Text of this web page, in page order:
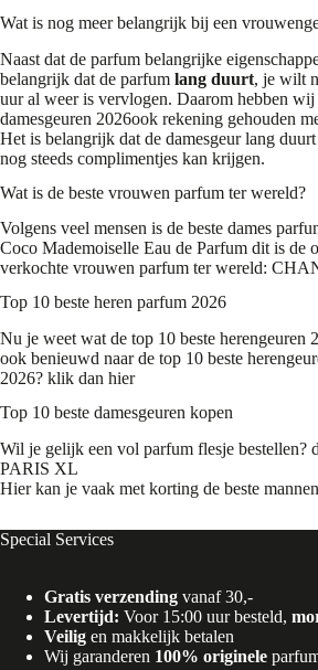
Wat is nog meer belangrijk bij een
Naast dat de parfum belangrijke
belangrijk dat de parfum lang duurt, je wilt
uur al weer is vervlogen. Daarom hebben wij
damesgeuren 2026ook rekening gehouden
Het is belangrijk dat de damesgeur lang
nog steeds complimentjes kan krijgen.
Wat is de beste vrouwen parfum ter wereld?
Volgens veel mensen is de beste dames
Coco Mademoiselle Eau de Parfum dit is de
verkochte vrouwen parfum ter wereld:
Top 10 beste heren parfum 2026
Nu je weet wat de top 10 beste herengeuren
ook benieuwd naar de top 10 beste
2026? klik dan hier
Top 10 beste damesgeuren kopen
Wil je gelijk een vol parfum flesje bestellen?
PARIS XL
Hier kan je vaak met korting de beste
Special Services
Gratis verzending vanaf 30,-
Levertijd: Voor 15:00 uur besteld,
Veilig en makkelijk betalen
Wij garanderen 100% originele